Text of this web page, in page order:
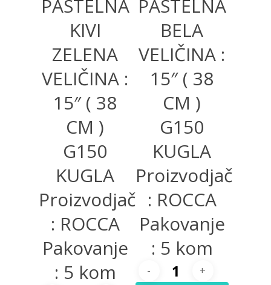
PASTELNA
KIVI
ZELENA
VELIČINA :
15″ ( 38
CM )
G150
KUGLA
Proizvodjač
: ROCCA
Pakovanje
: 5 kom
PASTELNA
BELA
VELIČINA :
15″ ( 38
CM )
G150
KUGLA
Proizvodjač
: ROCCA
Pakovanje
: 5 kom